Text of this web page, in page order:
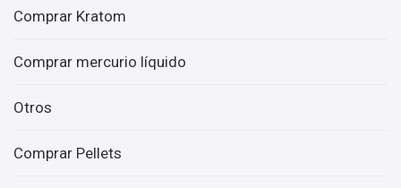
Comprar Kratom
Comprar mercurio líquido
Otros
Comprar Pellets